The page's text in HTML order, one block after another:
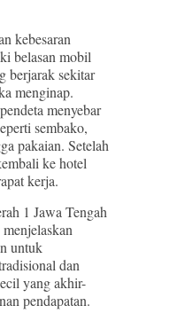
kebesaran
belasan mobil
berjarak sekitar
menginap.
menyebar
sembako,
pakaian. Setelah
ke hotel
kerja.
1 Jawa Tengah
untuk
dan
yang akhir-
pendapatan.